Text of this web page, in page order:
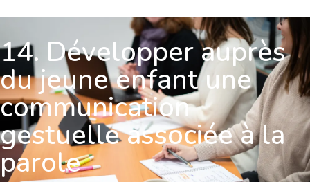
14. Développer auprès
du jeune enfant une
communication
gestuelle associée à la
parole